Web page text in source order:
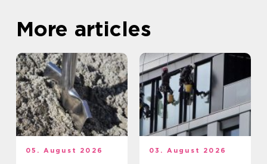
More articles
05. August 2026 03. August 2026